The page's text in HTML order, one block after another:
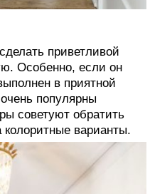
приветливой
Особенно, если он
в приятной
популярны
советуют обратить
варианты.